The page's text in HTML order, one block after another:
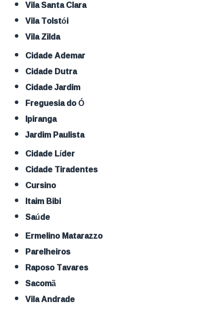
Vila Santa Clara
Vila Tolstói
Vila Zilda
Cidade Ademar
Cidade Dutra
Cidade Jardim
Freguesia do Ó
Ipiranga
Jardim Paulista
Cidade Líder
Cidade Tiradentes
Cursino
Itaim Bibi
Saúde
Ermelino Matarazzo
Parelheiros
Raposo Tavares
Sacomã
Vila Andrade